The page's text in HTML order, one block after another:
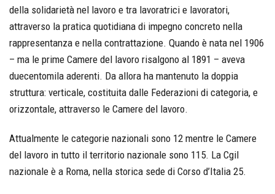
della solidarietà nel lavoro e tra lavoratrici e lavoratori,
attraverso la pratica quotidiana di impegno concreto nella
rappresentanza e nella contrattazione. Quando è nata nel 1906
– ma le prime Camere del lavoro risalgono al 1891 – aveva
duecentomila aderenti. Da allora ha mantenuto la doppia
struttura: verticale, costituita dalle Federazioni di categoria, e
orizzontale, attraverso le Camere del lavoro.
Attualmente le categorie nazionali sono 12 mentre le Camere
del lavoro in tutto il territorio nazionale sono 115. La Cgil
nazionale è a Roma, nella storica sede di Corso d’Italia 25.